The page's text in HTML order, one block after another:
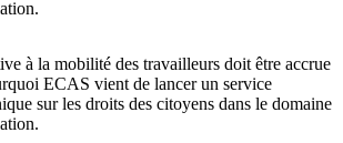
à la mobilité des travailleurs doit être accrue
ECAS vient de lancer un service
sur les droits des citoyens dans le domaine